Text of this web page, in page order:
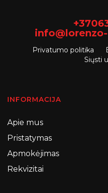
Privatumo politika
Siųsti
INFORMACIJA
Apie mus
Pristatymas
Apmokėjimas
Rekvizitai